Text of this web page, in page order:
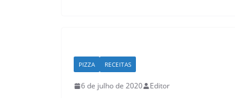
PIZZA RECEITAS
6 de julho de 2020 Editor